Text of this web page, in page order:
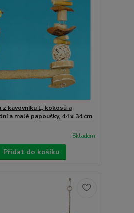
z kávovníku L, kokosů a
a malé papoušky, 44 x 34 cm
Skladem
Přidat do košíku